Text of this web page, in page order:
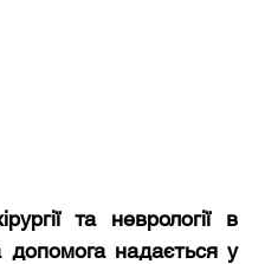
та неврології в
допомога надається у